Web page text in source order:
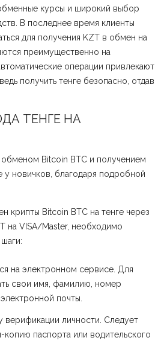
курсы и широкий выбор
В последнее время клиенты
для получения KZT в обмен на
преимущественно на
операции привлекают
получить тенге безопасно, отдав
ТЕНГЕ НА
Bitcoin BTC и получением
у новичков, благодаря подробной
крипты Bitcoin BTC на тенге через
на VISA/Master, необходимо
на электронном сервисе. Для
свои имя, фамилию, номер
почты.
верификации личности. Следует
копию паспорта или водительского